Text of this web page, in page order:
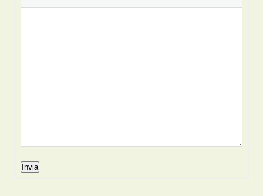
Invia